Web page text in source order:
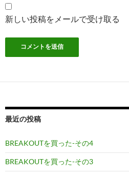
新しい投稿をメールで受け取る
最近の投稿
BREAKOUTを買った-その4
BREAKOUTを買った-その3